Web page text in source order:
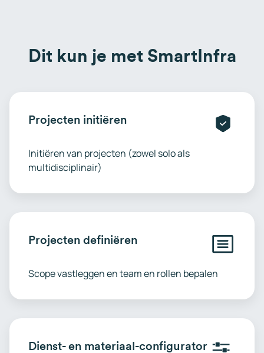
Dit kun je met SmartInfra
Projecten initiëren
Initiëren van projecten (zowel solo als
multidisciplinair)
Projecten definiëren
Scope vastleggen en team en rollen bepalen
Dienst- en materiaal-configurator